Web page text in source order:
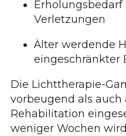
Verletzungen
Älter werdende
eingeschränkter
Die Lichttherapie-
vorbeugend als auch
Rehabilitation
weniger Wochen